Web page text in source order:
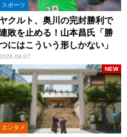
スポーツ
ヤクルト、奥川の完封勝利で
敗を止める！山本昌氏「勝
にはこういう形しかない」
エンタメ
NEW